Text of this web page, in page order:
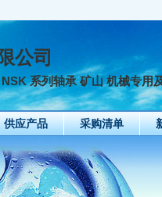
公司
系列轴承 矿山 机械专用
供应产品 采购清单